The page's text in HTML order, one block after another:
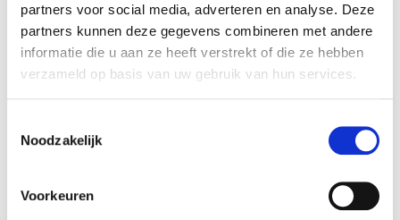
partners voor social media, adverteren en analyse. Deze
partners kunnen deze gegevens combineren met andere
informatie die u aan ze heeft verstrekt of die ze hebben
verzameld op basis van uw gebruik van hun services.
Noodzakelijk
Voorkeuren
snelle levering en persoonlijke instructie bij de start
met sondevoeding thuis tot handige webshop en
gespecialiseerde klantenteams. Wij maken het